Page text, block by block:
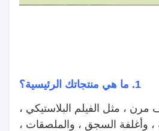
1. ما هي منتجاتك الرئيسية؟
، مثل الفيلم البلاستيكي ،
، وأغلفة السجق ، والملصقات ،